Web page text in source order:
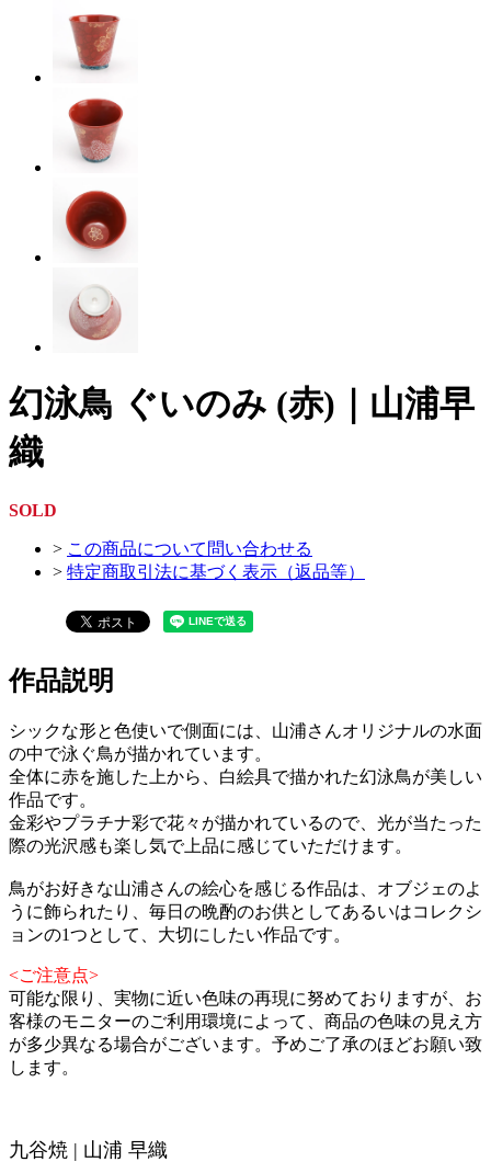
幻泳鳥 ぐいのみ (赤)｜山浦早
織
SOLD
> この商品について問い合わせる
> 特定商取引法に基づく表示（返品等）
作品説明
シックな形と色使いで側面には、山浦さんオリジナルの水面
の中で泳ぐ鳥が描かれています。
全体に赤を施した上から、白絵具で描かれた幻泳鳥が美しい
作品です。
金彩やプラチナ彩で花々が描かれているので、光が当たった
際の光沢感も楽し気で上品に感じていただけます。
鳥がお好きな山浦さんの絵心を感じる作品は、オブジェのよ
うに飾られたり、毎日の晩酌のお供としてあるいはコレクシ
ョンの1つとして、大切にしたい作品です。
<ご注意点>
可能な限り、実物に近い色味の再現に努めておりますが、お
客様のモニターのご利用環境によって、商品の色味の見え方
が多少異なる場合がございます。予めご了承のほどお願い致
します。
九谷焼 | 山浦 早織